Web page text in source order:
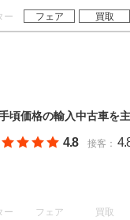
ー フェア 買取
価格の輸入中古車を主
4.8 接客：
ー フェア 買取